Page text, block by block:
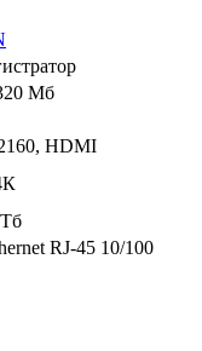
Мб
HDMI
RJ-45 10/100